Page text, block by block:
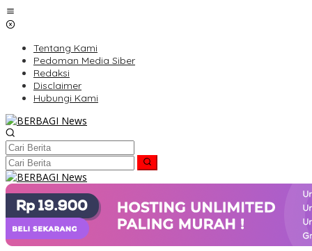
Lewati
ke
Tentang Kami
Pedoman Media Siber
Redaksi
Disclaimer
Hubungi Kami